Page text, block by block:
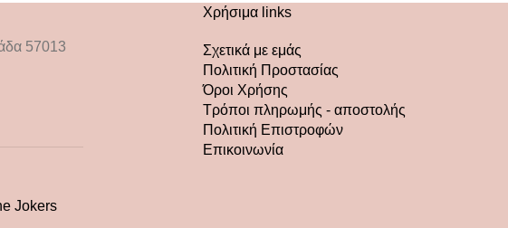
57013
Χρήσιμα links
Σχετικά με εμάς
Πολιτική Προστασίας
Όροι Χρήσης
Τρόποι πληρωμής - αποστολής
Πολιτική Επιστροφών
Επικοινωνία
Jokers